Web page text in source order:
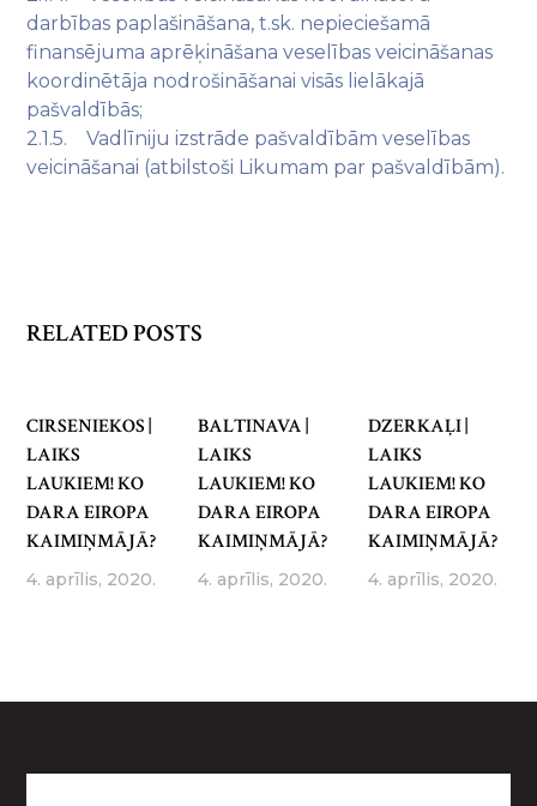
darbības paplašināšana, t.sk. nepieciešamā
finansējuma aprēķināšana veselības veicināšanas
koordinētāja nodrošināšanai visās lielākajā
pašvaldībās;
2.1.5. Vadlīniju izstrāde pašvaldībām veselības
veicināšanai (atbilstoši Likumam par pašvaldībām).
RELATED POSTS
CIRSENIEKOS |
LAIKS
LAUKIEM! KO
DARA EIROPA
KAIMIŅMĀJĀ?
4. aprīlis, 2020.
BALTINAVA |
LAIKS
LAUKIEM! KO
DARA EIROPA
KAIMIŅMĀJĀ?
4. aprīlis, 2020.
DZERKAĻI |
LAIKS
LAUKIEM! KO
DARA EIROPA
KAIMIŅMĀJĀ?
4. aprīlis, 2020.